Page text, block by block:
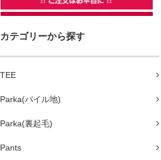
カテゴリーから探す
TEE
Parka(パイル地)
Parka(裏起毛)
Pants